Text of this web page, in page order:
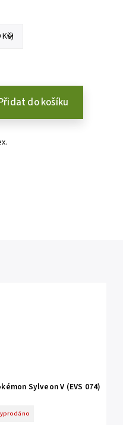
do košíku
Sylveon V (EVS 074)